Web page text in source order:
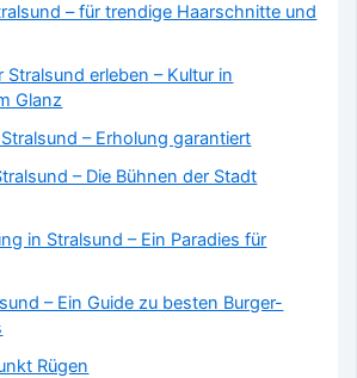
– für trendige Haarschnitte und
Stralsund erleben – Kultur in
Glanz
– Erholung garantiert
– Die Bühnen der Stadt
in Stralsund – Ein Paradies für
– Ein Guide zu besten Burger-
Rügen